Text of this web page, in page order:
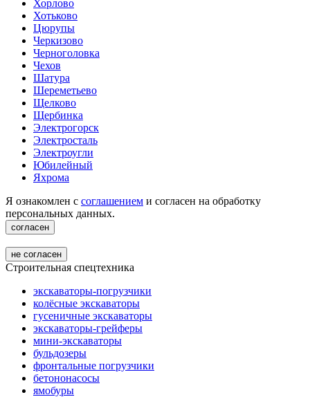
Хорлово
Хотьково
Цюрупы
Черкизово
Черноголовка
Чехов
Шатура
Шереметьево
Щелково
Щербинка
Электрогорск
Электросталь
Электроугли
Юбилейный
Яхрома
Я ознакомлен с соглашением и согласен на обработку
персональных данных.
согласен
не согласен
Строительная спецтехника
экскаваторы-погрузчики
колёсные экскаваторы
гусеничные экскаваторы
экскаваторы-грейферы
мини-экскаваторы
бульдозеры
фронтальные погрузчики
бетононасосы
ямобуры